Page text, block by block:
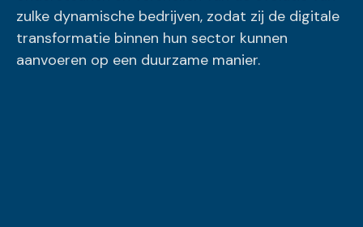
zulke dynamische bedrijven, zodat zij de digitale
transformatie binnen hun sector kunnen
aanvoeren op een duurzame manier.